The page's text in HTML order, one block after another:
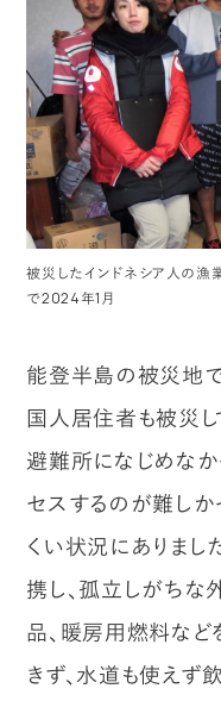
被災したインドネシア人の
で2024年1月
能登半島の被災地
国人居住者も被災し
避難所になじめな
セスするのが難し
くい状況にありま
携し、孤立しがち
品、暖房用燃料など
きず、水道も使えず